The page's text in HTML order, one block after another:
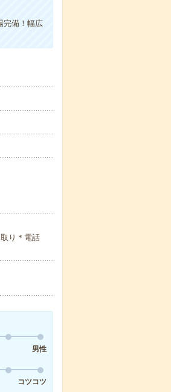
完備！幅広
り＊電話
男性
コツコツ